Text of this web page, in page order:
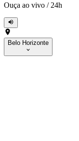
Ouça ao vivo / 24h
Belo Horizonte